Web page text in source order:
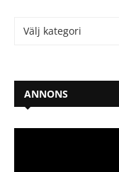
ANNONS